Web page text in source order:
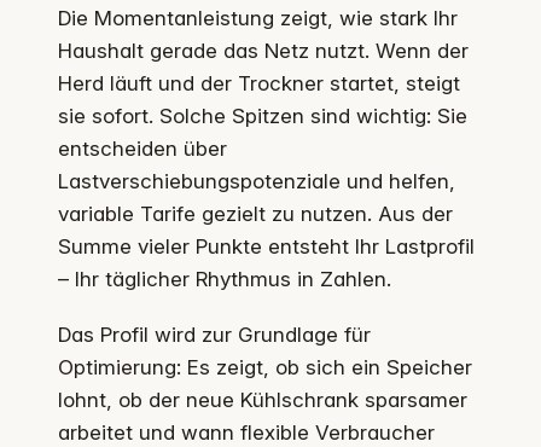
Die Momentanleistung zeigt, wie stark Ihr
Haushalt gerade das Netz nutzt. Wenn der
Herd läuft und der Trockner startet, steigt
sie sofort. Solche Spitzen sind wichtig: Sie
entscheiden über
Lastverschiebungspotenziale und helfen,
variable Tarife gezielt zu nutzen. Aus der
Summe vieler Punkte entsteht Ihr Lastprofil
– Ihr täglicher Rhythmus in Zahlen.
Das Profil wird zur Grundlage für
Optimierung: Es zeigt, ob sich ein Speicher
lohnt, ob der neue Kühlschrank sparsamer
arbeitet und wann flexible Verbraucher